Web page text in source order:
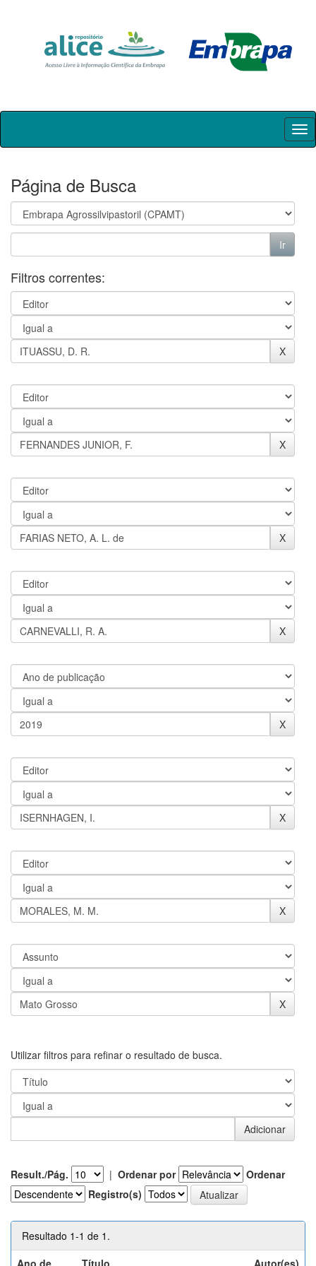
Skip
Página de Busca
Filtros correntes:
Utilizar filtros para refinar o resultado de busca.
Result./Pág. | Ordenar por
Ordenar
Registro(s)
Resultado 1-1 de 1.
Ano de
Título Autor(es)